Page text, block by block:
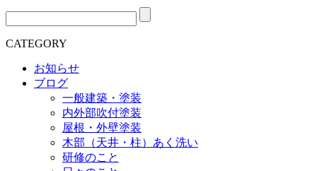
CATEGORY
お知らせ
ブログ
一般建築・塗装
内外部吹付塗装
屋根・外壁塗装
木部（天井・柱）あく洗い
研修のこと